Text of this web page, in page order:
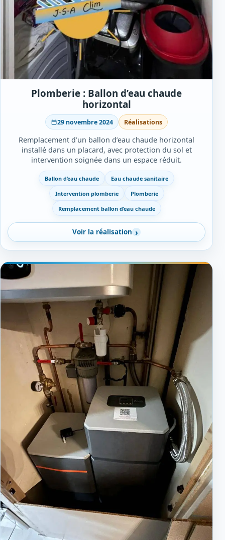
Plomberie : Ballon d’eau chaude
horizontal
29 novembre 2024 Réalisations
Remplacement d’un ballon d’eau chaude horizontal
installé dans un placard, avec protection du sol et
intervention soignée dans un espace réduit.
Ballon d’eau chaude
Eau chaude sanitaire
Intervention plomberie
Plomberie
Remplacement ballon d’eau chaude
Voir la réalisation